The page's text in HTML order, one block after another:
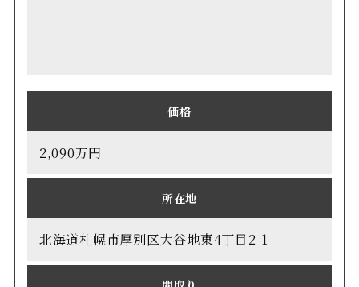
価格
2,090万円
所在地
北海道札幌市厚別区大谷地東4丁目2-1